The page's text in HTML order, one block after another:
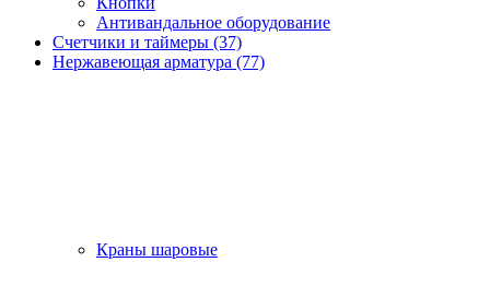
Антивандальное оборудование
Счетчики и таймеры (37)
Нержавеющая арматура (77)
Краны шаровые